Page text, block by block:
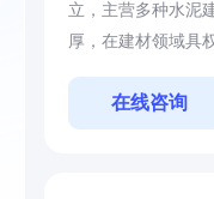
立，主营多种水泥
厚，在建材领域具
在线咨询